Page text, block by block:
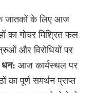
के जातकों के लिए आज
का गोचर मिश्रित फल
और विरोधियों पर
धन: आज कार्यस्थल पर
का पूर्ण समर्थन प्राप्त